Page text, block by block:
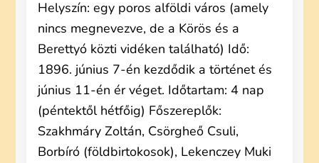
Helyszín: egy poros alföldi város (amely
nincs megnevezve, de a Körös és a
Berettyó közti vidéken található) Idő:
1896. június 7-én kezdődik a történet és
június 11-én ér véget. Időtartam: 4 nap
(péntektől hétfőig) Főszereplők:
Szakhmáry Zoltán, Csörgheő Csuli,
Borbíró (földbirtokosok), Lekenczey Muki